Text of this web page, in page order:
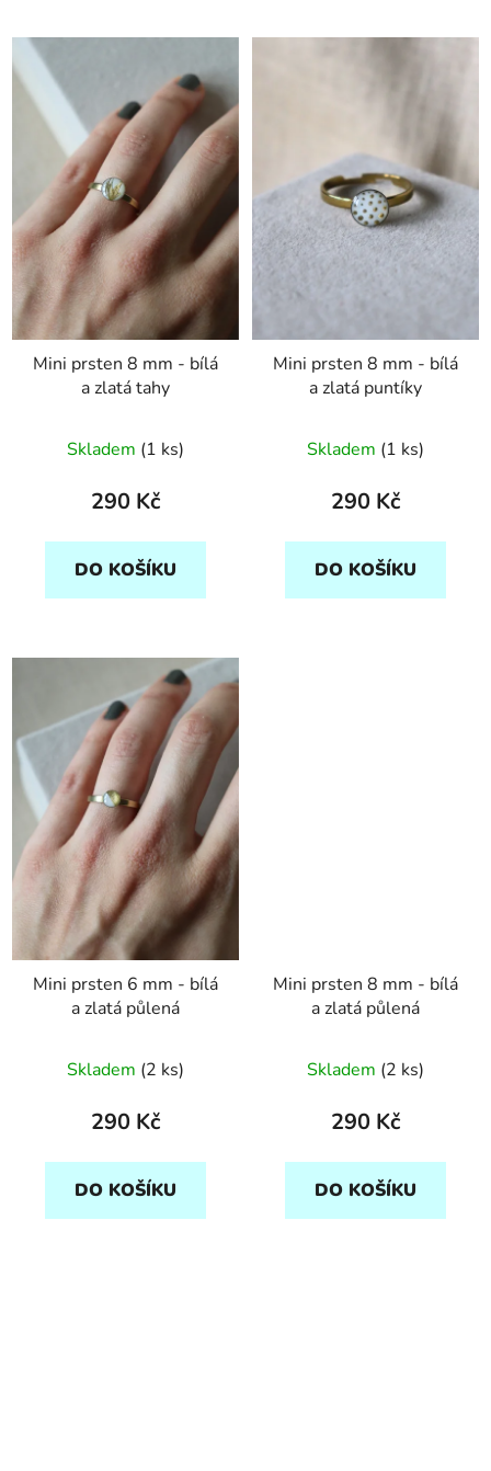
Mini prsten 8 mm - bílá
a zlatá tahy
Skladem (1 ks)
290 Kč
DO KOŠÍKU
Mini prsten 8 mm - bílá
a zlatá puntíky
Skladem (1 ks)
290 Kč
DO KOŠÍKU
Mini prsten 6 mm - bílá
a zlatá půlená
Skladem (2 ks)
290 Kč
DO KOŠÍKU
Mini prsten 8 mm - bílá
a zlatá půlená
Skladem (2 ks)
290 Kč
DO KOŠÍKU